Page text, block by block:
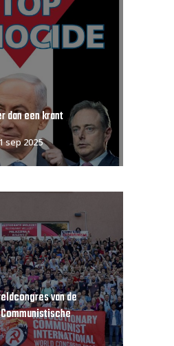
dan een krant
sep 2025
van de